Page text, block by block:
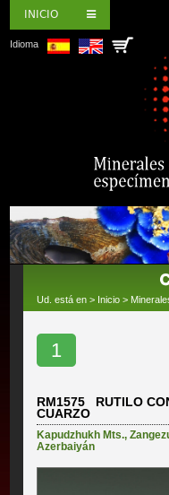
INICIO
Idioma
Ud. está en > Inicio >
1
RM1575 RUTILO
CUARZO
Kapudzhukh Mts.,
Azerbaiyán